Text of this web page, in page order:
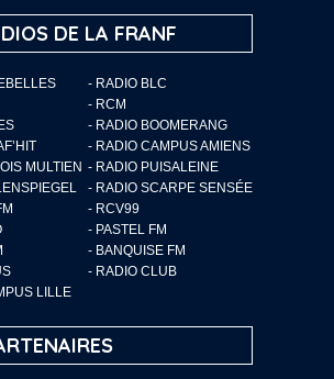
DE LA FRANF
- RADIO BLC
- RCM
- RADIO BOOMERANG
- RADIO CAMPUS AMIENS
MULTIEN - RADIO PUISALEINE
- RADIO SCARPE SENSÉE
- RCV99
- PASTEL FM
- BANQUISE FM
- RADIO CLUB
LILLE